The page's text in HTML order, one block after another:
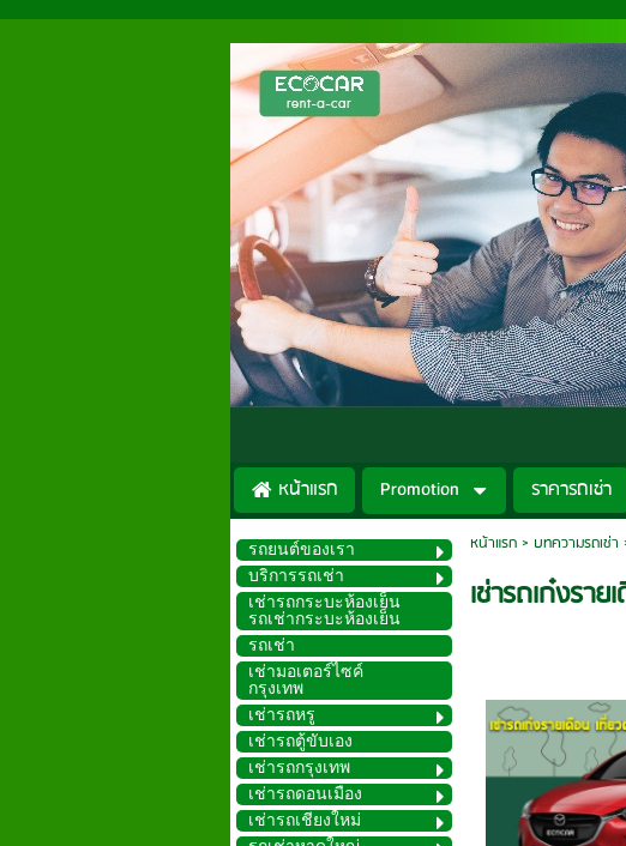
หน้าแรก Promotion ราคารถเช่า
รถยนต์ของเรา
บริการรถเช่า
เช่ารถกระบะห้องเย็น
รถเช่ากระบะห้องเย็น
รถเช่า
เช่ามอเตอร์ไซค์
กรุงเทพ
เช่ารถหรู
เช่ารถตู้ขับเอง
เช่ารถกรุงเทพ
เช่ารถดอนเมือง
เช่ารถเชียงใหม่
หน้าแรก> บทความรถเช่า
เช่ารถเก๋งร